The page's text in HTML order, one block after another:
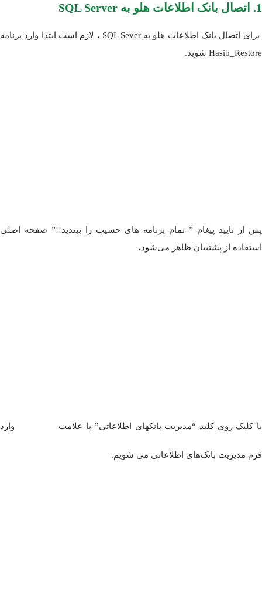
پخش ویدیو
1. اتصال بانک اطلاعات هلو به SQL Server
برای اتصال بانک اطلاعات هلو به SQL Sever ، لازم است ابتدا وارد برنامه
Hasib_Restore شوید.
پس از تایید پیغام ” تمام برنامه های حسیب را ببندید!!” صفحه اصلی
استفاده از پشتیبان ظاهر می‌شود،
با کلیک روی کلید “مدیریت بانکهای اطلاعاتی” با علامت وارد
فرم مدیریت بانک‌های اطلاعاتی می شویم.